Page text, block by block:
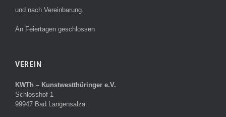
und nach Vereinbarung.
An Feiertagen geschlossen
VEREIN
KWTh – Kunstwestthüringer e.V.
Schlosshof 1
99947 Bad Langensalza